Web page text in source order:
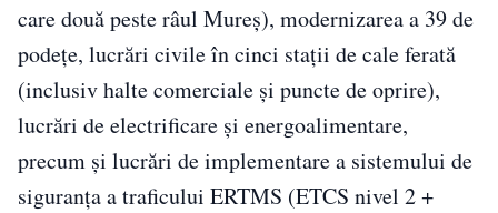
care două peste râul Mureș), modernizarea a 39 de
podețe, lucrări civile în cinci stații de cale ferată
(inclusiv halte comerciale și puncte de oprire),
lucrări de electrificare și energoalimentare,
precum și lucrări de implementare a sistemului de
siguranța a traficului ERTMS (ETCS nivel 2 +